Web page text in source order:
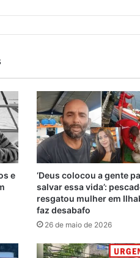
e
‘Deus colocou a gente
salvar essa vida’:
resgatou mulher em
faz desabafo
26 de maio de 2026